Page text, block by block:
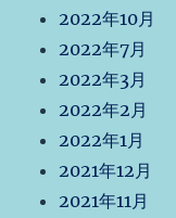
2022年10月
2022年7月
2022年3月
2022年2月
2022年1月
2021年12月
2021年11月